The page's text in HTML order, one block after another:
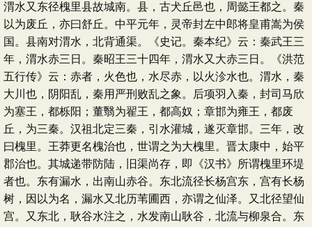
渭水又东径槐里县故城南。县，古犬丘邑也，周懿王都之。秦
以为废丘，亦曰舒丘。中平元年，灵帝封左中郎将皇甫嵩为侯
国。县南对渭水，北背通渠。《史记。秦本纪》云：秦武王三
年，渭水赤三日。秦昭王三十四年，渭水又大赤三日。《洪范
五行传》云：赤者，火色也，水尽赤，以火沴水也。渭水，秦
大川也，阴阳乱，秦用严刑败乱之象。后项羽入秦，封司马欣
为塞王，都栎阳；董翳为翟王，都高奴；章邯为雍王，都废
丘，为三秦。汉祖北定三秦，引水灌城，遂灭章邯。三年，改
曰槐里。王莽更名槐治也，世谓之为大槐里。晋太康中，始平
郡治也。其城递带防陆，旧渠尚存，即《汉书》所谓槐里环堤
者也。东有漏水，出南山赤谷。东北流径长杨宫东，宫有长杨
树，因以为名，漏水又北历苇圃西，亦谓之仙泽。又北径望仙
宫。又东北，耿谷水注之，水发南山耿谷，北流与柳泉合。东